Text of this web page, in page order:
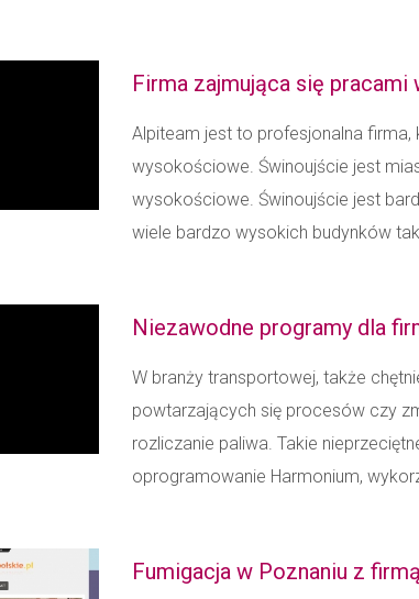
Firma zajmująca się
Alpiteam jest to profesjonalna firma,
wysokościowe. Świnoujście jest
wysokościowe. Świnoujście jest
wiele bardzo wysokich budynków
Niezawodne programy dla
W branży transportowej, także
powtarzających się procesów czy
rozliczanie paliwa. Takie
oprogramowanie Harmonium,
Fumigacja w Poznaniu z